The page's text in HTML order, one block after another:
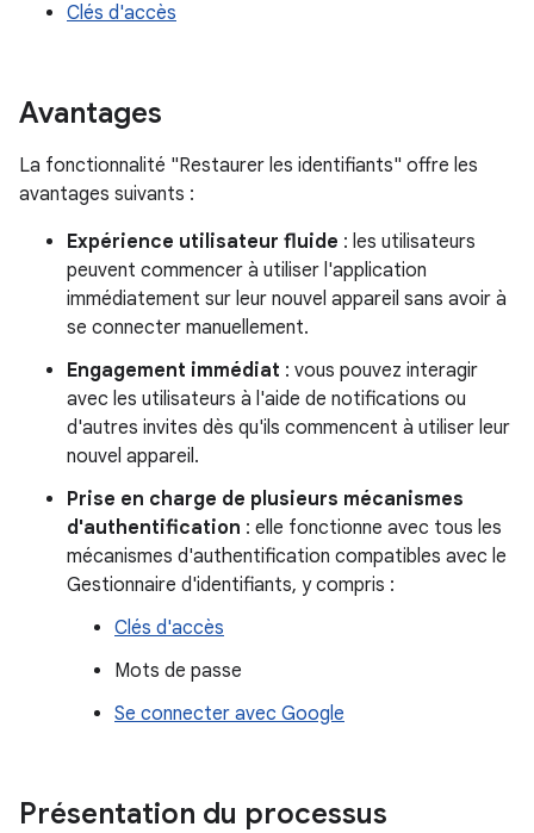
Clés d'accès
Avantages
La fonctionnalité "Restaurer les identifiants" offre les
avantages suivants :
Expérience utilisateur fluide : les utilisateurs
peuvent commencer à utiliser l'application
immédiatement sur leur nouvel appareil sans avoir à
se connecter manuellement.
Engagement immédiat : vous pouvez interagir
avec les utilisateurs à l'aide de notifications ou
d'autres invites dès qu'ils commencent à utiliser leur
nouvel appareil.
Prise en charge de plusieurs mécanismes
d'authentification : elle fonctionne avec tous les
mécanismes d'authentification compatibles avec le
Gestionnaire d'identifiants, y compris :
Clés d'accès
Mots de passe
Se connecter avec Google
Présentation du processus